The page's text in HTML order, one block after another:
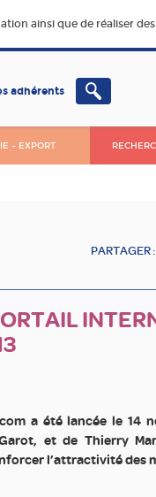
ainsi que de réaliser
adhérents
– EXPORT
PARTAGER :
a été lancée le 14
et de Thierry
l’attractivité des